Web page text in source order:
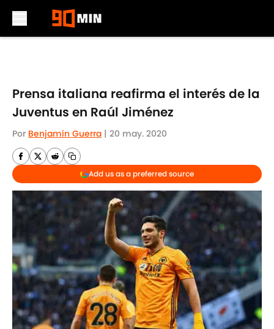
Prensa italiana reafirma el interés de la
Juventus en Raúl Jiménez
Por Benjamín Guerra | 20 may. 2020
Add us as a preferred source